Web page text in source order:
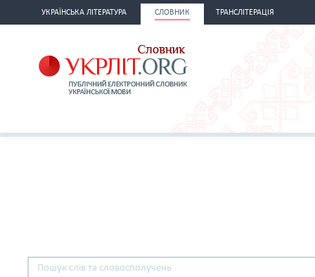
УКРАЇНСЬКА ЛІТЕРАТУРА СЛОВНИК ТРАНСЛІТЕРАЦІЯ